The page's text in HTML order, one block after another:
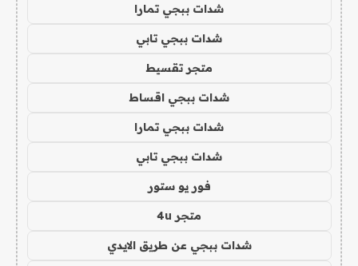
شدات ببجي تمارا
شدات ببجي تابي
متجر تقسيط
شدات ببجي اقساط
شدات ببجي تمارا
شدات ببجي تابي
فور يو ستور
متجر 4u
شدات ببجي عن طريق الايدي